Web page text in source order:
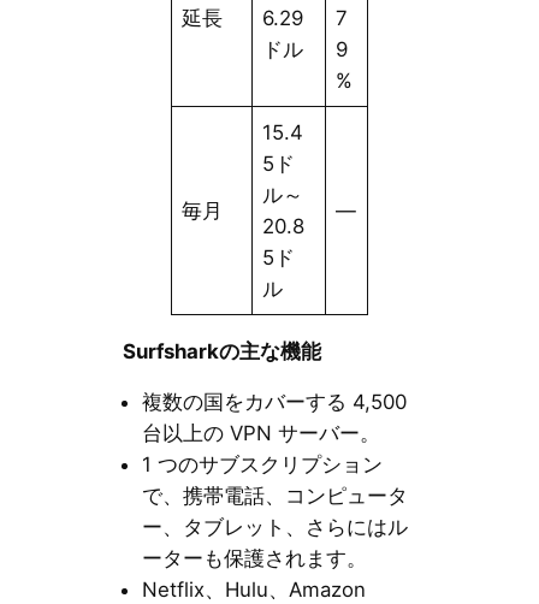
延長
6.29
ドル
7
9
%
毎月
15.4
5ド
ル～
20.8
5ド
ル
—
Surfsharkの主な機能
複数の国をカバーする 4,500
台以上の VPN サーバー。
1 つのサブスクリプション
で、携帯電話、コンピュータ
ー、タブレット、さらにはル
ーターも保護されます。
Netflix、Hulu、Amazon